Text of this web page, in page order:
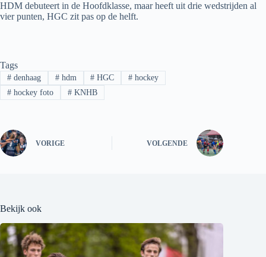
HDM debuteert in de Hoofdklasse, maar heeft uit drie wedstrijden al
vier punten, HGC zit pas op de helft.
Tags
#denhaag #hdm # HGC # hockey
#hockey foto #KNHB
VORIGE VOLGENDE
Bekijk ook